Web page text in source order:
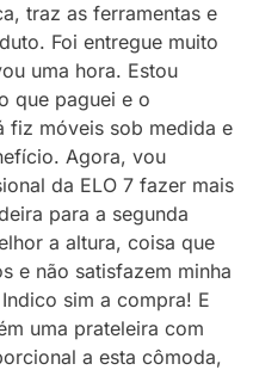
traz as ferramentas e
Foi entregue muito
uma hora. Estou
que paguei e o
fiz móveis sob medida e
Agora, vou
da ELO 7 fazer mais
para a segunda
a altura, coisa que
e não satisfazem minha
sim a compra! E
uma prateleira com
a esta cômoda,